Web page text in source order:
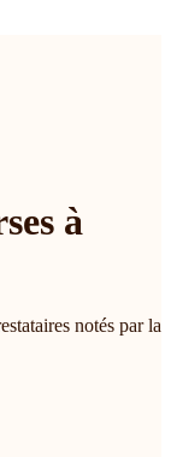
à
notés par la